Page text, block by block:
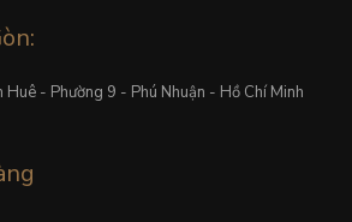
- Phường 9 - Phú Nhuận - Hồ Chí Minh